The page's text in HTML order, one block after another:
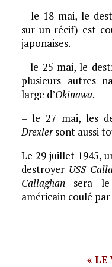
– le 18 mai, le
sur un récif) est
japonaises.
– le 25 mai, le
plusieurs autres
large d’Okinawa.
– le 27 mai, les
Drexlersont aussi
Le 29 juillet 1945,
destroyer USS
Callaghan sera le
américain coulé
« LE